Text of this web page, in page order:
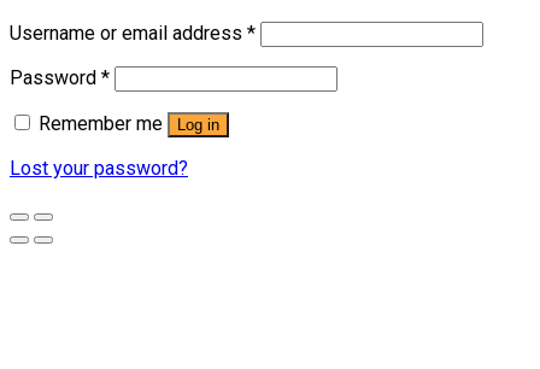
Username or email address *
Password *
Remember me
Log in
Lost your password?